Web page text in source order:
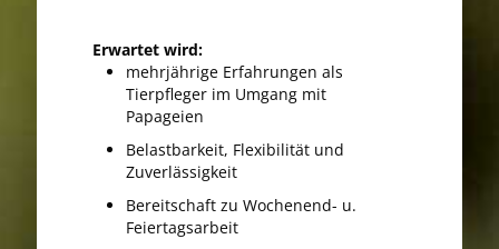
Erwartet wird:
mehrjährige Erfahrungen als
Tierpfleger im Umgang mit
Papageien
Belastbarkeit, Flexibilität und
Zuverlässigkeit
Bereitschaft zu Wochenend- u.
Feiertagsarbeit